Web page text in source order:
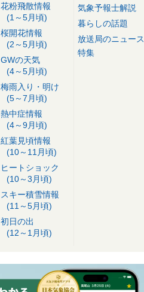
花粉飛散情報
(1～5月頃)
桜開花情報
(2～5月頃)
GWの天気
(4～5月頃)
梅雨入り・明け
(5～7月頃)
熱中症情報
(4～9月頃)
紅葉見頃情報
(10～11月頃)
ヒートショック
(10～3月頃)
スキー積雪情報
(11～5月頃)
初日の出
(12～1月頃)
気象予報士解説
暮らしの話題
放送局のニュース
特集